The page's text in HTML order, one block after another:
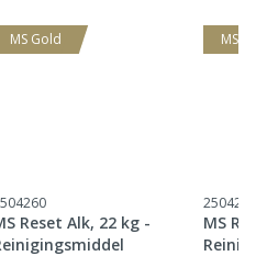
MS Gold
Reset Alk, 22 kg -
MS
2504261
MS